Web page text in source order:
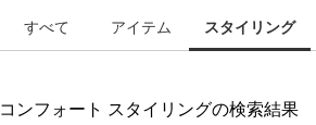
すべて アイテム スタイリング
コンフォート スタイリングの検索結果